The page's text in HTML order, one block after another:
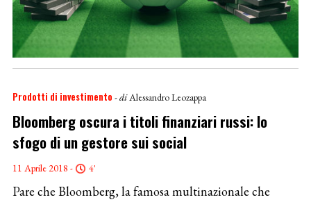
Prodotti di investimento - diAlessandro Leozappa
Bloomberg oscura i titoli finanziari russi: lo
sfogo di un gestore sui social
11 Aprile 2018 - 4'
Pare che Bloomberg, la famosa multinazionale che